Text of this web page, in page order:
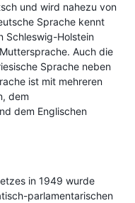
und wird nahezu von
Sprache kennt
Schleswig-Holstein
Auch die
Sprache neben
ist mit mehreren
dem
dem Englischen
in 1949 wurde
parlamentarischen